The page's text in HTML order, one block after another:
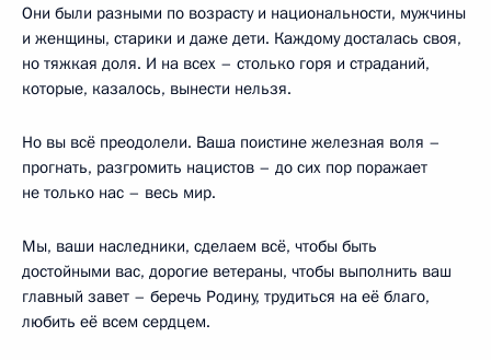
Они были разными по возрасту и национальности, мужчины
и женщины, старики и даже дети. Каждому досталась своя,
но тяжкая доля. И на всех – столько горя и страданий,
которые, казалось, вынести нельзя.
Но вы всё преодолели. Ваша поистине железная воля –
прогнать, разгромить нацистов – до сих пор поражает
не только нас – весь мир.
Мы, ваши наследники, сделаем всё, чтобы быть
достойными вас, дорогие ветераны, чтобы выполнить ваш
главный завет – беречь Родину, трудиться на её благо,
любить её всем сердцем.